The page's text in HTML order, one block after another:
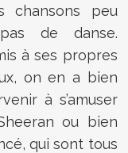
chansons peu
de danse.
à ses propres
on en a bien
à s’amuser
ou bien
qui sont tous